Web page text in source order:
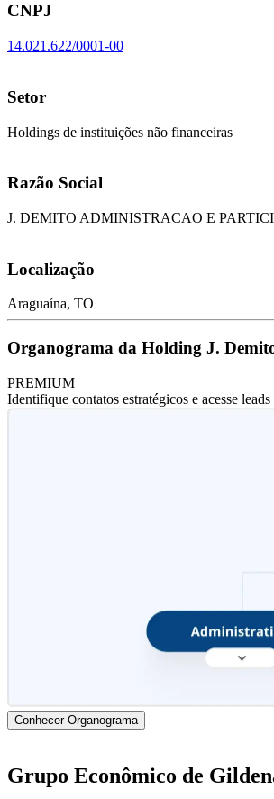
CNPJ
14.021.622/0001-00
Setor
Holdings de instituições não financeiras
Razão Social
J. DEMITO ADMINISTRACAO E
Localização
Araguaína, TO
Organograma da Holding J.
PREMIUM
Identifique contatos estratégicos e acesse
Conhecer Organograma
Grupo Econômico de